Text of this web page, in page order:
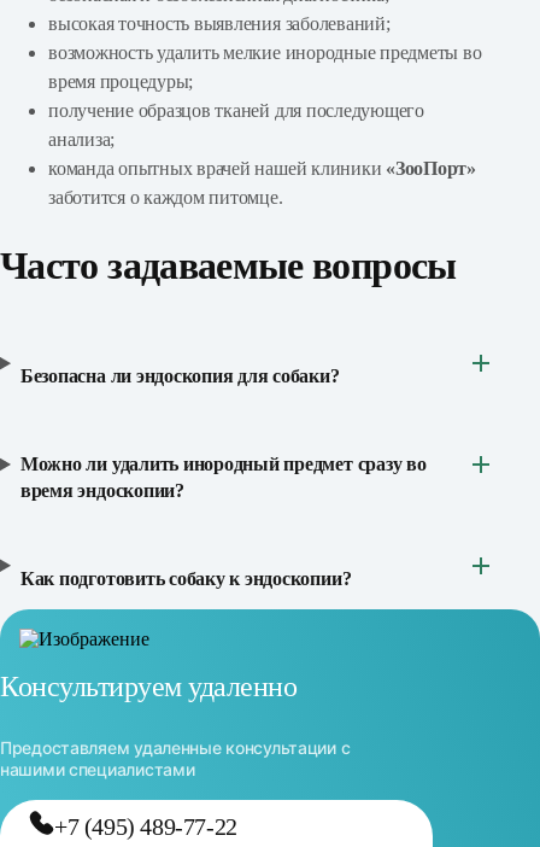
высокая точность выявления заболеваний;
возможность удалить мелкие инородные предметы во
время процедуры;
получение образцов тканей для последующего
анализа;
команда опытных врачей нашей клиники «ЗооПорт»
заботится о каждом питомце.
Часто задаваемые вопросы
Безопасна ли эндоскопия для собаки?
Можно ли удалить инородный предмет сразу во
время эндоскопии?
Как подготовить собаку к эндоскопии?
Консультируем удаленно
Предоставляем удаленные консультации с
нашими специалистами
+7 (495) 489-77-22